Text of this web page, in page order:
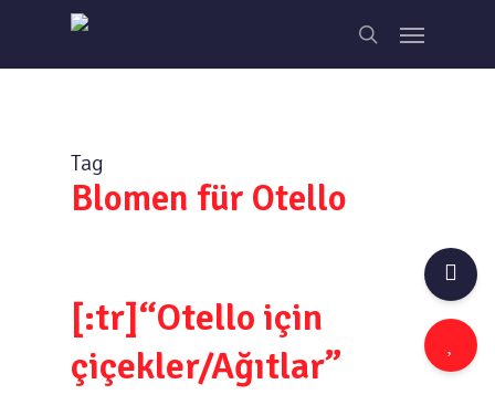
main
search
Menu
Tag
Blomen für Otello
[:tr]“Otello için
çiçekler/Ağıtlar”